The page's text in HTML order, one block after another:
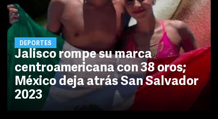
DEPORTES
Jalisco rompe su marca
centroamericana con 38 oros;
México deja atrás San Salvador
2023